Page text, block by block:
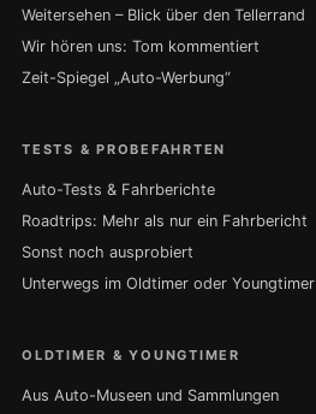
Weitersehen – Blick über den Tellerrand
Wir hören uns: Tom kommentiert
Zeit-Spiegel „Auto-Werbung“
TESTS & PROBEFAHRTEN
Auto-Tests & Fahrberichte
Roadtrips: Mehr als nur ein Fahrbericht
Sonst noch ausprobiert
Unterwegs im Oldtimer oder Youngtimer
OLDTIMER & YOUNGTIMER
Aus Auto-Museen und Sammlungen